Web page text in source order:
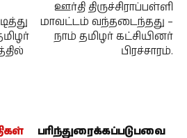
ஊர்தி திருச்சிராப்பள்ளி
மாவட்டம் வந்தடைந்தது –
நாம் தமிழர் கட்சியினர்
பிரச்சாரம்.
பரிந்துரைக்கப்படுபவை